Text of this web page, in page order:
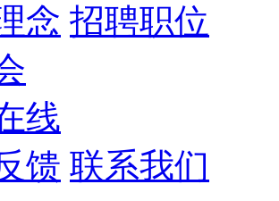
念 招聘职位
线
馈 联系我们